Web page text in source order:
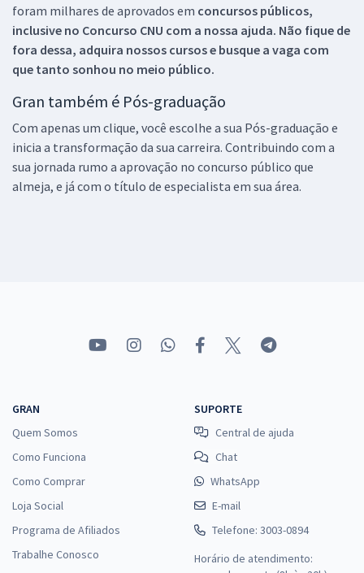
foram milhares de aprovados em concursos públicos,
inclusive no Concurso CNU com a nossa ajuda. Não fique de
fora dessa, adquira nossos cursos e busque a vaga com
que tanto sonhou no meio público.
Gran também é Pós-graduação
Com apenas um clique, você escolhe a sua Pós-graduação e
inicia a transformação da sua carreira. Contribuindo com a
sua jornada rumo a aprovação no concurso público que
almeja, e já com o título de especialista em sua área.
GRAN
Quem Somos
Como Funciona
Como Comprar
Loja Social
Programa de Afiliados
Trabalhe Conosco
SUPORTE
Central de ajuda
Chat
WhatsApp
E-mail
Telefone: 3003-0894
Horário de atendimento: